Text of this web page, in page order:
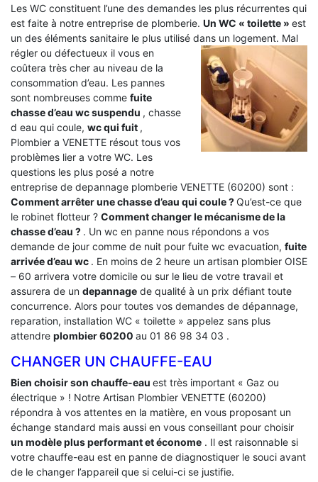
Les WC constituent l’une des demandes les plus récurrentes qui
est faite à notre entreprise de plomberie. Un WC « toilette » est
un des éléments sanitaire le plus utilisé dans un logement. Mal
régler ou défectueux il vous en
coûtera très cher au niveau de la
consommation d’eau. Les pannes
sont nombreuses comme fuite
chasse d’eau wc suspendu , chasse
d eau qui coule, wc qui fuit ,
Plombier a VENETTE résout tous vos
problèmes lier a votre WC. Les
questions les plus posé a notre
entreprise de depannage plomberie VENETTE (60200) sont :
Comment arrêter une chasse d’eau qui coule ?Qu’est-ce que
le robinet flotteur ? Comment changer le mécanisme de la
chasse d’eau ? . Un wc en panne nous répondons a vos
demande de jour comme de nuit pour fuite wc evacuation, fuite
arrivée d’eau wc . En moins de 2 heure un artisan plombier OISE
– 60 arrivera votre domicile ou sur le lieu de votre travail et
assurera de un depannage de qualité à un prix défiant toute
concurrence. Alors pour toutes vos demandes de dépannage,
reparation, installation WC « toilette » appelez sans plus
attendre plombier 60200 au 01 86 98 34 03 .
CHANGER UN CHAUFFE-EAU
Bien choisir son chauffe-eau est très important « Gaz ou
électrique » ! Notre Artisan Plombier VENETTE (60200)
répondra à vos attentes en la matière, en vous proposant un
échange standard mais aussi en vous conseillant pour choisir
un modèle plus performant et économe . Il est raisonnable si
votre chauffe-eau est en panne de diagnostiquer le souci avant
de le changer l’appareil que si celui-ci se justifie.